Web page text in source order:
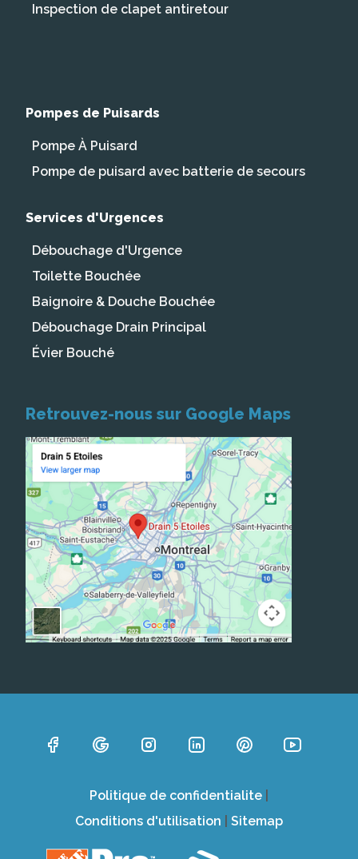
Inspection de clapet antiretour
Pompes de Puisards
Pompe À Puisard
Pompe de puisard avec batterie de secours
Services d'Urgences
Débouchage d'Urgence
Toilette Bouchée
Baignoire & Douche Bouchée
Débouchage Drain Principal
Évier Bouché
Retrouvez-nous sur Google Maps
Politique de confidentialite
Conditions d'utilisation
Sitemap